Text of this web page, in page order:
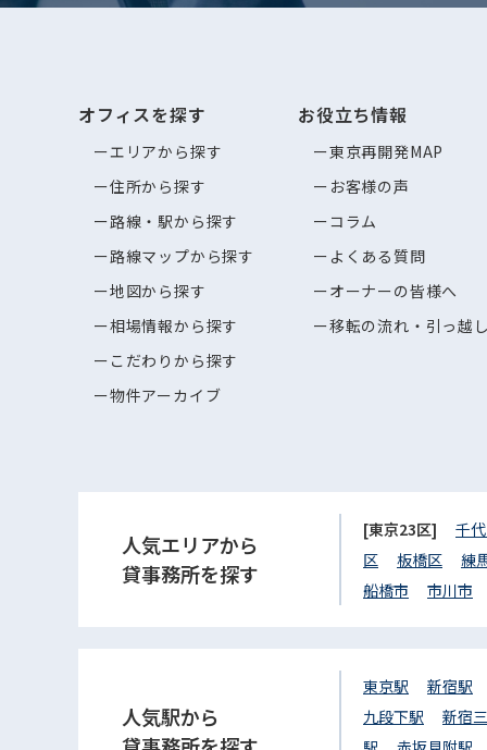
オフィスを探す
エリアから探す
住所から探す
路線・駅から探す
路線マップから探す
地図から探す
相場情報から探す
こだわりから探す
物件アーカイブ
お役立ち情報
東京再開発MAP
お客様の声
コラム
よくある質問
オーナーの皆様へ
移転の流れ・引っ越
人気エリアから
貸事務所を探す
[東京23区] 千
区
板橋区
練
船橋市
市川市
人気駅から
東京駅
新宿駅
九段下駅
新宿